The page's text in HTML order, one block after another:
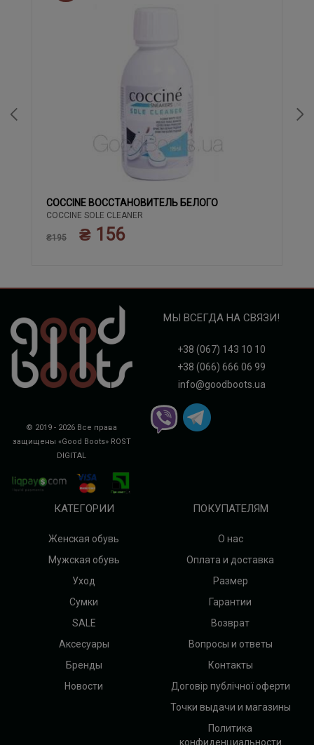
COCCINE ВОССТАНОВИТЕЛЬ БЕЛОГО
COCCINE SOLE CLEANER
₴195 ₴ 156
© 2019 - 2026 Все права
защищены «Good Boots» ROST
DIGITAL
МЫ ВСЕГДА НА СВЯЗИ!
+38 (067) 143 10 10
+38 (066) 666 06 99
info@goodboots.ua
КАТЕГОРИИ
Женская обувь
Мужская обувь
Уход
Сумки
SALE
Аксесуары
Бренды
Новости
ПОКУПАТЕЛЯМ
О нас
Оплата и доставка
Размер
Гарантии
Возврат
Вопросы и ответы
Контакты
Договір публічної оферти
Точки выдачи и магазины
Политика
конфиденциальности